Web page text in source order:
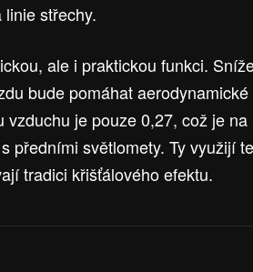
střechy.
ale i praktickou funkci.
bude pomáhat
je pouze 0,27, což je na
předními světlomety. Ty využijí
tradici křišťálového efektu.